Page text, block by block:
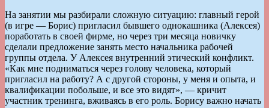
На занятии мы разбирали сложную ситуацию: главный герой
(в игре — Борис) пригласил бывшего однокашника (Алексея)
поработать в своей фирме, но через три месяца новичку
сделали предложение занять место начальника рабочей
группы отдела. У Алексея внутренний этический конфликт.
«Как мне подниматься через голову человека, который
пригласил на работу? А с другой стороны, у меня и опыта, и
квалификации побольше, и все это видят», — кричит
участник тренинга, вживаясь в его роль. Борису важно начать